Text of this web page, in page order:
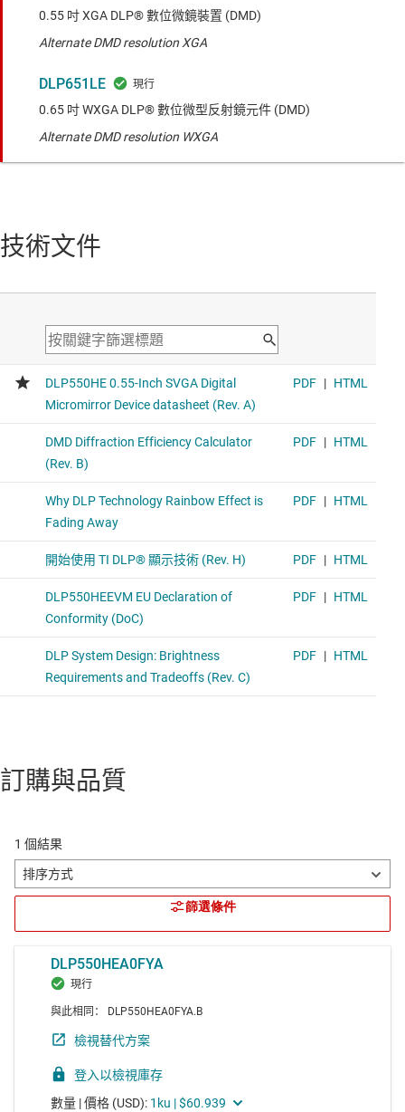
0.55 吋 XGA DLP® 數位微鏡裝置 (DMD)
Alternate DMD resolution XGA
DLP651LE
0.65 吋 WXGA DLP® 數位微型反射鏡元件 (DMD)
Alternate DMD resolution WXGA
技術文件
訂購與品質